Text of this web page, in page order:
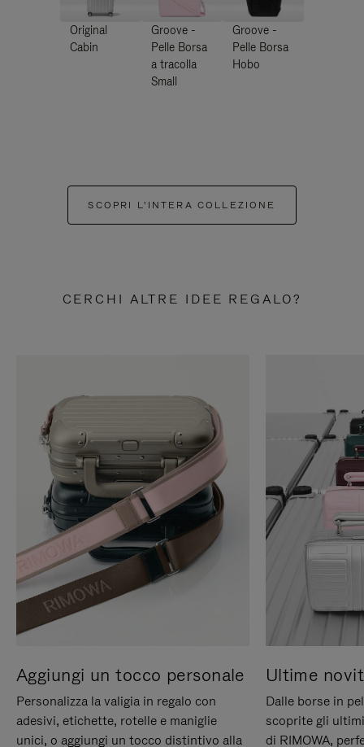
Original
Cabin
Groove -
Pelle Borsa
a tracolla
Small
Groove -
Pelle Borsa
Hobo
SCOPRI L'INTERA COLLEZIONE
CERCHI ALTRE IDEE REGALO?
Aggiungi un tocco personale
Personalizza la valigia in regalo con
adesivi, etichette, rotelle e maniglie
unici, o aggiungi un tocco distintivo alla
Ultime
Dalle borse in
scoprite gli
di RIMOWA,